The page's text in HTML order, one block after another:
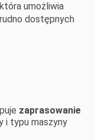
umożliwia
dostępnych
zaprasowanie
i typu maszyny